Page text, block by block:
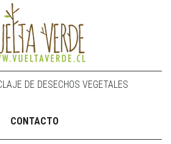
DE DESECHOS VEGETALES
CONTACTO